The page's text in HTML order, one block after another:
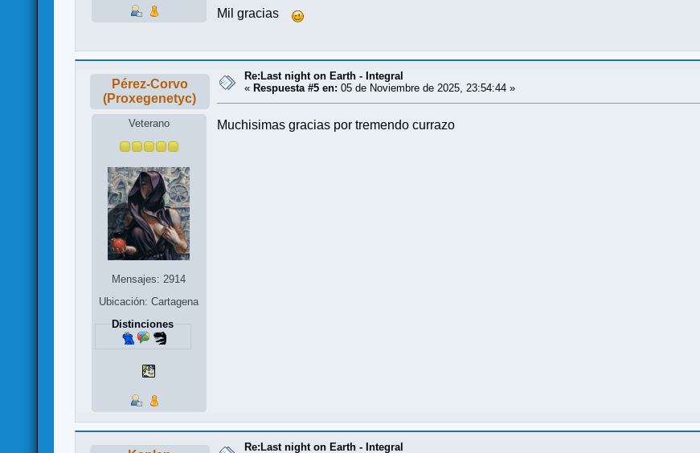
Mil gracias
Pérez-Corvo
(Proxegenetyc)
Veterano
Mensajes: 2914
Ubicación: Cartagena
Distinciones
Re:Last night on Earth - Integral
«Respuesta #5 en: 05 de Noviembre de 2025, 23:54:44 »
Muchisimas gracias por tremendo currazo
Re:Last night on Earth - Integral